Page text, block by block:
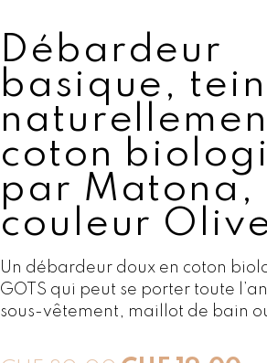
Débardeur
basique,
coton
par Matona,
couleur
Un débardeur doux en coton
GOTS qui peut se porter toute
sous-vêtement, maillot de bain